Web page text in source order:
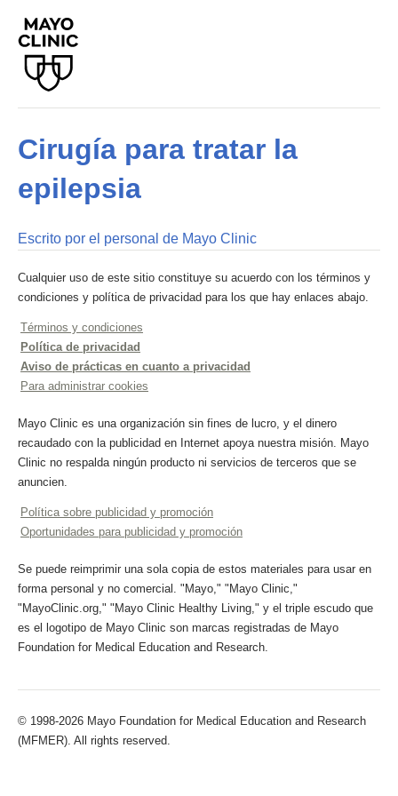
Cirugía para tratar la
epilepsia
Escrito por el personal de Mayo Clinic
Cualquier uso de este sitio constituye su acuerdo con los términos y
condiciones y política de privacidad para los que hay enlaces abajo.
Términos y condiciones
Política de privacidad
Aviso de prácticas en cuanto a privacidad
Para administrar cookies
Mayo Clinic es una organización sin fines de lucro, y el dinero
recaudado con la publicidad en Internet apoya nuestra misión. Mayo
Clinic no respalda ningún producto ni servicios de terceros que se
anuncien.
Política sobre publicidad y promoción
Oportunidades para publicidad y promoción
Se puede reimprimir una sola copia de estos materiales para usar en
forma personal y no comercial. "Mayo," "Mayo Clinic,"
"MayoClinic.org," "Mayo Clinic Healthy Living," y el triple escudo que
es el logotipo de Mayo Clinic son marcas registradas de Mayo
Foundation for Medical Education and Research.
© 1998-2026 Mayo Foundation for Medical Education and Research
(MFMER). All rights reserved.